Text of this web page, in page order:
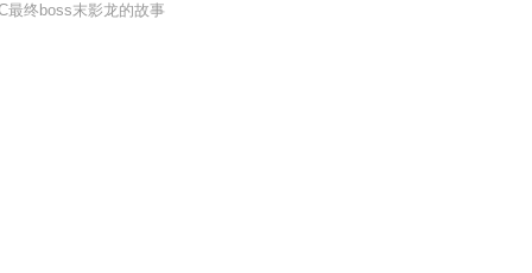
最终boss末影龙的故事